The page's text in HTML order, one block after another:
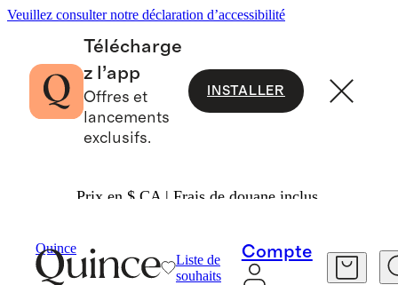
Veuillez consulter notre déclaration d’accessibilité
Télécharge
z l’app
Offres et
lancements
exclusifs.
INSTALLER
Prix en $ CA | Frais de douane inclus.
Quince
Liste de
souhaits
Compte
Sous-Vêtements
BOXEURS ET CALEÇONS